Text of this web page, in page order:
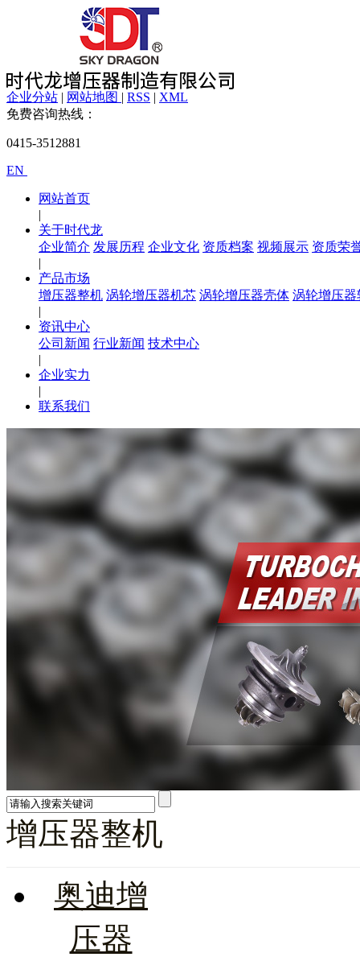
企业分站 | 网站地图 | RSS | XML
免费咨询热线：
0415-3512881
EN
网站首页
|
关于时代龙
企业简介 发展历程 企业文化 资质档案 视频展示 资质荣
|
产品市场
增压器整机 涡轮增压器机芯 涡轮增压器壳体 涡轮增压器
|
资讯中心
公司新闻 行业新闻 技术中心
|
企业实力
|
联系我们
增压器整机
奥迪增
压器